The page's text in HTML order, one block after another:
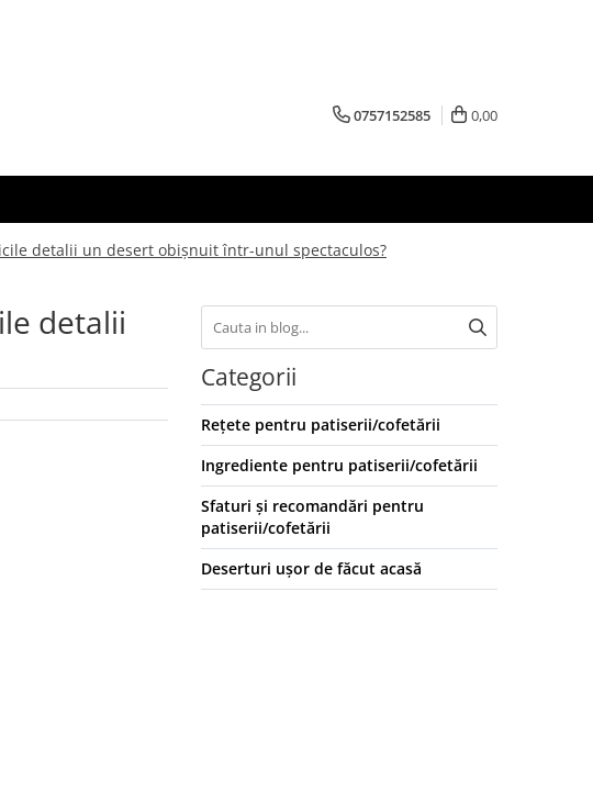
0757152585 0,00
detalii un desert obișnuit într-unul spectaculos?
detalii
Categorii
Rețete pentru patiserii/cofetării
Ingrediente pentru patiserii/cofetării
Sfaturi și recomandări pentru
patiserii/cofetării
Deserturi ușor de făcut acasă